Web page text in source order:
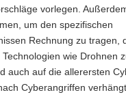
vorlegen.
um den spezifischen
Rechnung zu tragen,
wie Drohnen
auch auf die allerersten
Cyberangriffen